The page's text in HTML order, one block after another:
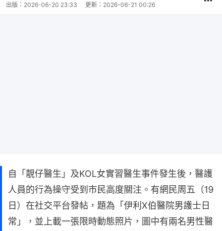
出版： 2026-06-20 23:33 更新： 2026-06-21 00:26
自「靚仔醫生」及KOL女實習醫生事件發生後，醫護
人員的行為操守受到市民高度關注。有網民周五（19
日）在社交平台發帖，題為「伊利X伯醫院男護士日
常」，並上載一張限時動態照片，圖中有兩名男性醫